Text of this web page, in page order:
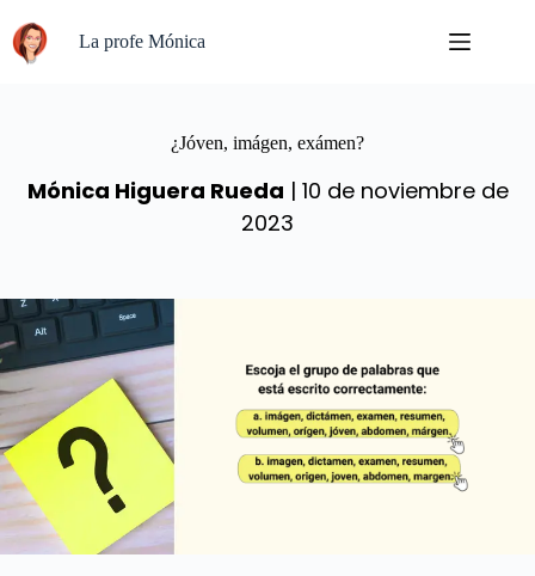
contenido
La profe Mónica
¿Jóven, imágen, exámen?
Mónica Higuera Rueda | 10 de noviembre de
2023